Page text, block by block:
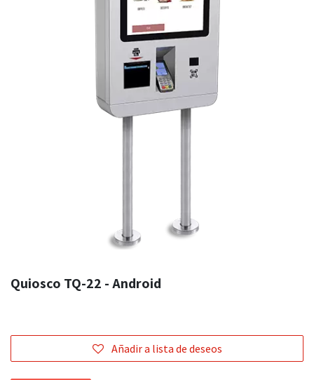
Quiosco TQ-22 - Android
Añadir a lista de deseos